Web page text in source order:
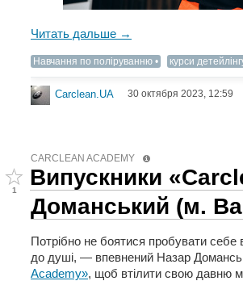
Читать дальше →
Навчання по поліруванню курси
Carclean.UA 30 октября 2023, 12:59
CARCLEAN ACADEMY
1
Випускники
Доманський (м.
Потрібно не боятися пробувати себе
до душі, — впевнений Назар
Academy», щоб втілити свою давню